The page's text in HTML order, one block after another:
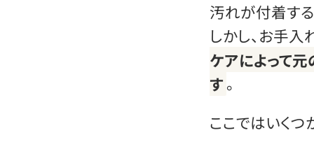
汚れが付着する
しかし、お手
ケアによって
す。
ここではいくつ